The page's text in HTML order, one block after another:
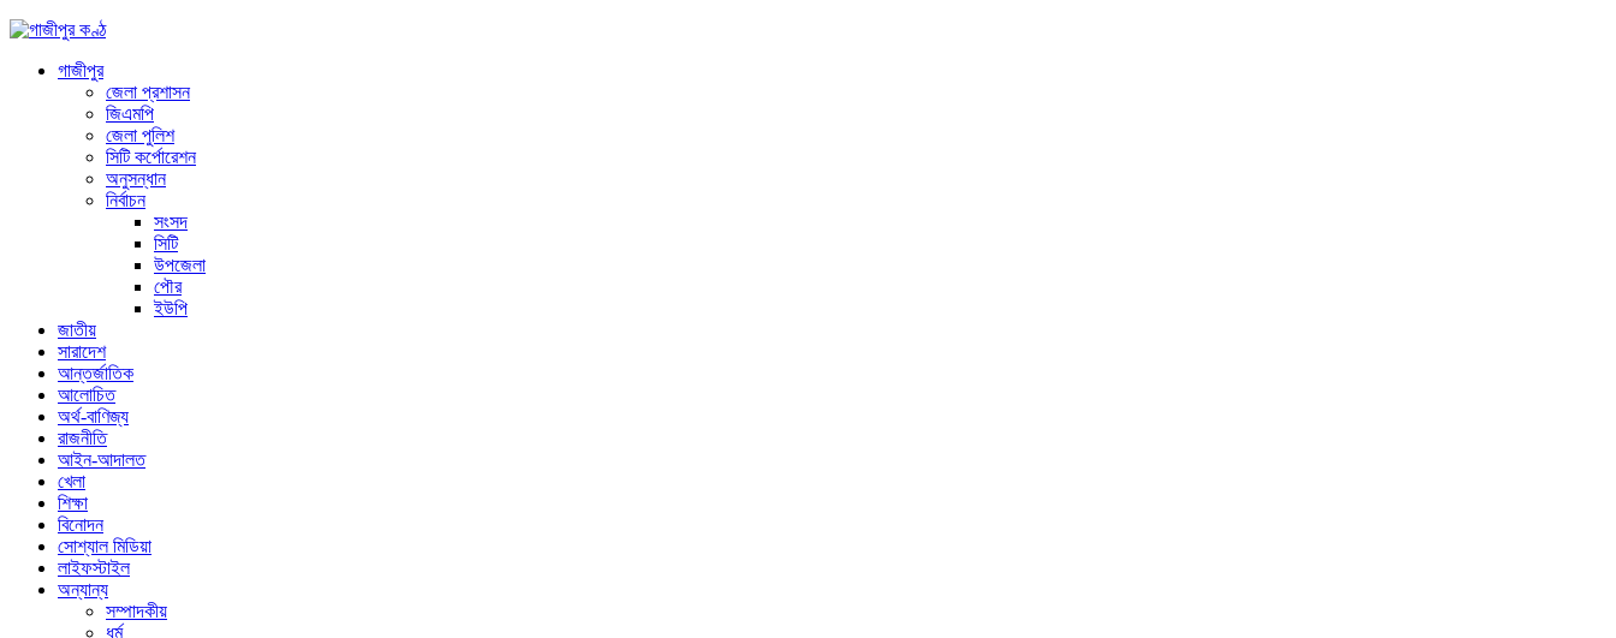
গাজীপুর
জেলা প্রশাসন
জিএমপি
জেলা পুলিশ
সিটি কর্পোরেশন
অনুসন্ধান
নির্বাচন
সংসদ
সিটি
উপজেলা
পৌর
ইউপি
জাতীয়
সারাদেশ
আন্তর্জাতিক
আলোচিত
অর্থ-বাণিজ্য
রাজনীতি
আইন-আদালত
খেলা
শিক্ষা
বিনোদন
সোশ্যাল মিডিয়া
লাইফস্টাইল
অন্যান্য
সম্পাদকীয়
ধর্ম